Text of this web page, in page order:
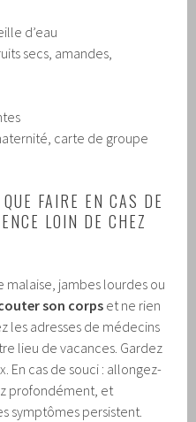
d’eau
secs, amandes,
carte de groupe
FAIRE EN CAS DE
LOIN DE CHEZ
malaise, jambes lourdes ou
son corps et ne rien
les adresses de médecins
lieu de vacances. Gardez
En cas de souci : allongez-
profondément, et
symptômes persistent.